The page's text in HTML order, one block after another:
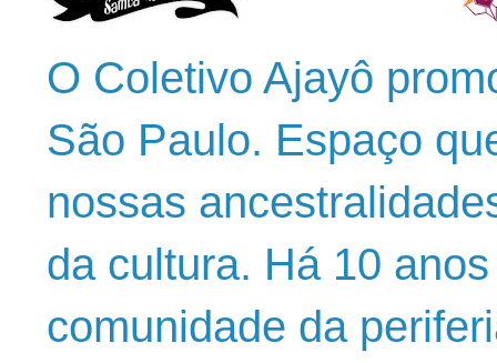
O Coletivo Ajayô
São Paulo. Espaço
nossas
da cultura. Há 10
comunidade da